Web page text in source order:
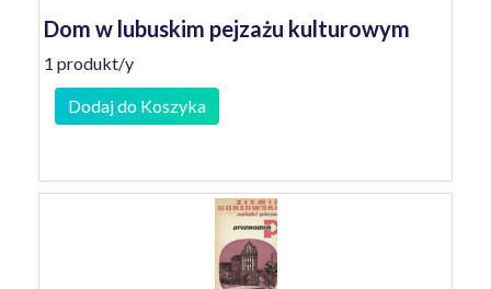
Dom w lubuskim pejzażu kulturowym
1 produkt/y
Dodaj do Koszyka